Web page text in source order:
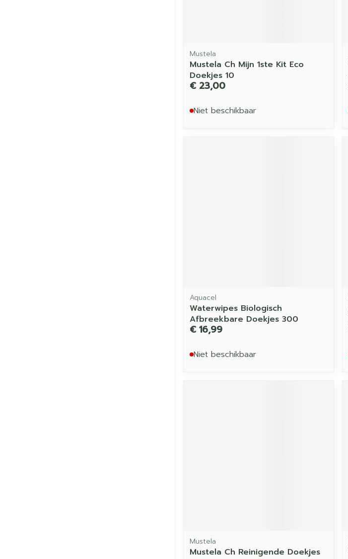
Mustela
Mustela Ch Mijn 1ste Kit Eco
Doekjes 10
€ 23,00
Niet beschikbaar
Aquacel
Waterwipes Biologisch
Afbreekbare Doekjes 300
€ 16,99
Niet beschikbaar
Mustela
Mustela Ch Reinigende Doekjes